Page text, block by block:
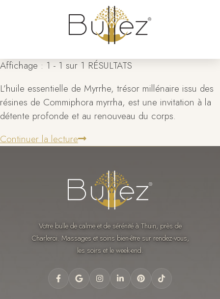
Affichage : 1 - 1 sur 1 RÉSULTATS
L’huile essentielle de Myrrhe, trésor millénaire issu des
résines de Commiphora myrrha, est une invitation à la
détente profonde et au renouveau du corps.
Continuer la lecture
Votre bulle de calme et de sérénité à Thuin, près de
Charleroi. Massages et soins bien-être sur rendez-vous,
les soirs et le week-end.